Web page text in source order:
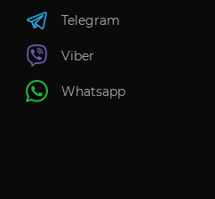
Telegram
Viber
Whatsapp